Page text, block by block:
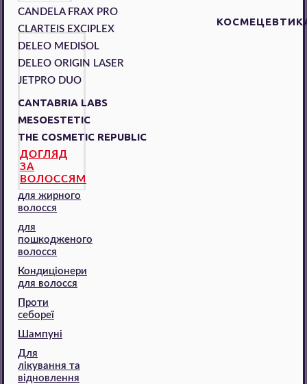
CANDELA FRAX PRO
CLARTEIS EXCIPLEX
DELEO MEDISOL
DELEO ORIGIN LASER
JETPRO DUO
CANTABRIA LABS
MESOESTETIC
THE COSMETIC REPUBLIC
ДОГЛЯД
ЗА
ВОЛОССЯМ
для жирного
волосся
для
пошкодженого
волосся
Кондиціонери
для волосся
Проти
себореї
Шампуні
Для
лікування та
відновлення